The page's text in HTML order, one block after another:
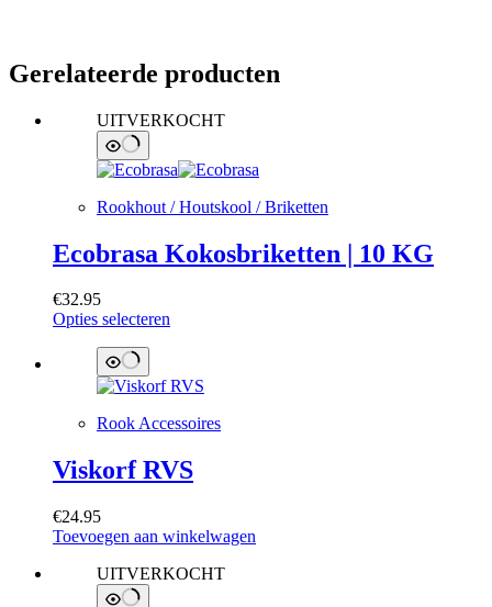
Gerelateerde producten
UITVERKOCHT
Rookhout / Houtskool / Briketten
Ecobrasa Kokosbriketten | 10 KG
€32.95
Opties selecteren
meerdere
variaties.
Deze
optie
kan
gekozen
de
Rook Accessoires
Viskorf RVS
€24.95
Toevoegen aan winkelwagen
UITVERKOCHT